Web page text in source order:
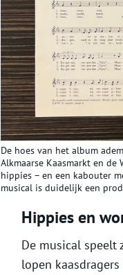
De hoes van het album
Alkmaarse Kaasmarkt en de
hippies – en een kabouter
musical is duidelijk een
Hippies en
De musical speelt
lopen kaasdragers